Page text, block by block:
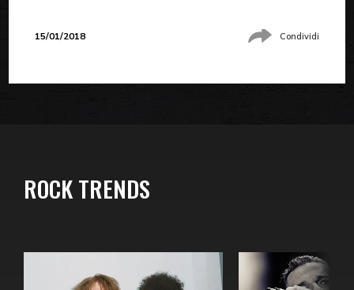
15/01/2018 Condividi
ROCK TRENDS